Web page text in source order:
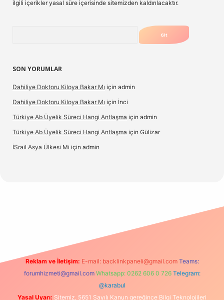
ilgili içerikler yasal süre içerisinde sitemizden kaldırılacaktır.
SON YORUMLAR
Dahiliye Doktoru Kiloya Bakar Mı için admin
Dahiliye Doktoru Kiloya Bakar Mı için İnci
Türkiye Ab Üyelik Süreci Hangi Antlaşma için admin
Türkiye Ab Üyelik Süreci Hangi Antlaşma için Gülizar
İSrail Asya Ülkesi Mi için admin
Reklam ve İletişim: E-mail: backlinkpaneli@gmail.com Teams:
forumhizmeti@gmail.com Whatsapp: 0262 606 0 726 Telegram:
@karabul
Yasal Uyarı: Sitemiz, 5651 Sayılı Kanun gereğince Bilgi Teknolojileri